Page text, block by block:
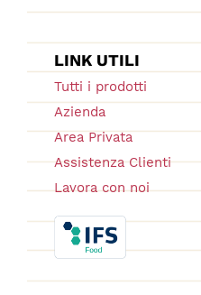
LINK UTILI
Tutti i prodotti
Azienda
Area Privata
Assistenza Clienti
Lavora con noi